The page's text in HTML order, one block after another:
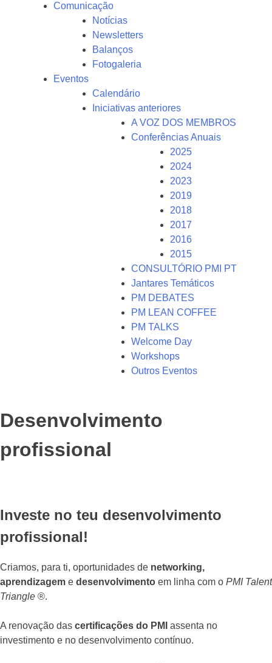
Comunicação
Notícias
Newsletters
Balanços
Fotogaleria
Eventos
Calendário
Iniciativas anteriores
A VOZ DOS MEMBROS
Conferências Anuais
2025
2024
2023
2019
2018
2017
2016
2015
CONSULTÓRIO PMI PT
Jantares Temáticos
PM DEBATES
PM LEAN COFFEE
PM TALKS
Welcome Day
Workshops
Outros Eventos
Desenvolvimento
profissional
Investe no teu desenvolvimento
profissional!
Criamos, para ti, oportunidades de networking,
aprendizagem e desenvolvimento em linha com o PMI Talent
Triangle ®.
A renovação das certificações do PMI assenta no
investimento e no desenvolvimento contínuo.